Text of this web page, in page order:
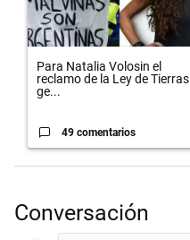
Para Natalia Volosin el
reclamo de la Ley de Tierras
ge...
49 comentarios
Conversación